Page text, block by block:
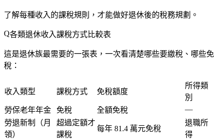
了解每種收入的課稅規則，才能做好退休後的稅務規劃。
各類退休收入課稅方式比較表
這是退休族最需要的一張表，一次看清楚哪些要繳稅、哪些免
稅：
收入類型 課稅方式 免稅額度
所得類
別
勞保老年年金
免稅 全額免稅
—
勞退新制（月
領）
超過定額才
課稅
每年 81.4 萬元免稅
退職所
得